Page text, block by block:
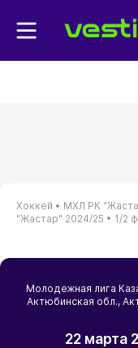
Хоккей • МХЛ РК
"Жастар" 2024/25 • 1/2
Молодежная лига
Актюбинская обл.,
22 марта